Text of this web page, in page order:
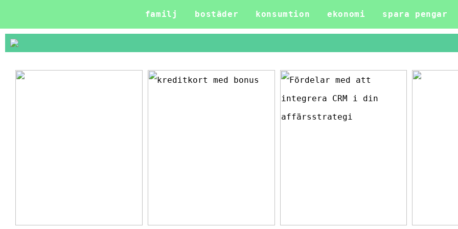
familj bostäder konsumtion ekonomi spara pengar